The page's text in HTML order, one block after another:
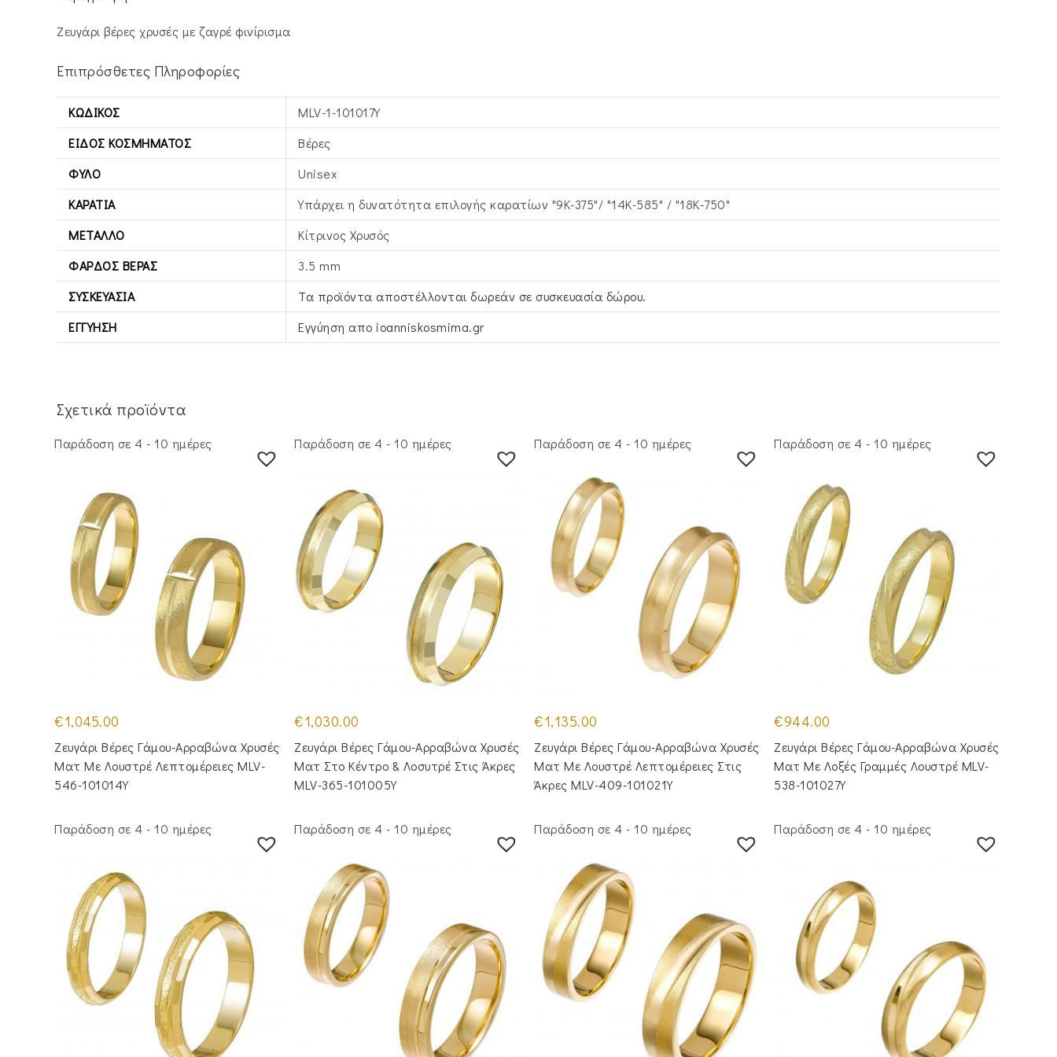
Ζευγάρι βέρες χρυσές με ζαγρέ φινίρισμα
Επιπρόσθετες Πληροφορίες
ΚΩΔΙΚΌΣ
MLV-1-101017Y
ΕΊΔΟΣ ΚΟΣΜΉΜΑΤΟΣ
Βέρες
ΦΎΛΟ
Unisex
ΚΑΡΆΤΙΑ
Υπάρχει η δυνατότητα επιλογής καρατίων "9Κ-375"/ "14Κ-585" / "18Κ-750"
ΜΈΤΑΛΛΟ
Κίτρινος Xρυσός
ΦΆΡΔΟΣ ΒΕΡΑΣ
3.5 mm
ΣΥΣΚΕΥΑΣΊΑ
Τα προϊόντα αποστέλλονται δωρεάν σε συσκευασία δώρου.
ΕΓΓΎΗΣΗ
Εγγύηση απο ioanniskosmima.gr
Σχετικά προϊόντα
Παράδοση σε 4 - 10 ημέρες
€1,045.00
Ζευγάρι Βέρες Γάμου-Αρραβώνα Χρυσές
Ματ Με Λουστρέ Λεπτομέρειες MLV-
546-101014Y
Παράδοση σε 4 - 10 ημέρες
€1,030.00
Ζευγάρι Βέρες Γάμου-Αρραβώνα Χρυσές
Ματ Στο Κέντρο & Λοσυτρέ Στις Άκρες
MLV-365-101005Y
Παράδοση σε 4 - 10 ημέρες
€1,135.00
Ζευγάρι Βέρες Γάμου-Αρραβώνα Χρυσές
Ματ Με Λουστρέ Λεπτομέρειες Στις
Άκρες MLV-409-101021Y
Παράδοση σε 4 - 10 ημέρες
€944.00
Ζευγάρι Βέρες Γάμου-Αρραβώνα Χρυσές
Ματ Με Λοξές Γραμμές Λουστρέ MLV-
538-101027Y
Παράδοση σε 4 - 10 ημέρες Παράδοση σε 4 - 10 ημέρες Παράδοση σε 4 - 10 ημέρες Παράδοση σε 4 - 10 ημέρες